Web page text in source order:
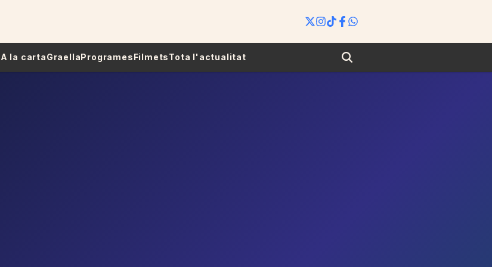
A la cartaGraellaProgramesFilmetsTota l'actualitat Search